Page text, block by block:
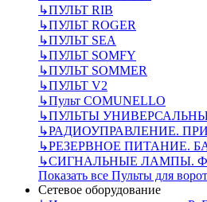
↳ПУЛЬТ RIB
↳ПУЛЬТ ROGER
↳ПУЛЬТ SEA
↳ПУЛЬТ SOMFY
↳ПУЛЬТ SOMMER
↳ПУЛЬТ V2
↳Пульт СOMUNELLO
↳ПУЛЬТЫ
↳РАДИОУПРАВЛЕНИЕ.
↳РЕЗЕРВНОЕ ПИТАНИЕ.
↳СИГНАЛЬНЫЕ ЛАМПЫ.
Показать все Пульты для
Сетевое оборудование